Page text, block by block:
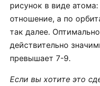
рисунок в виде
отношение, а по
так далее.
действительно
превышает 7-9.
Если вы хотите это